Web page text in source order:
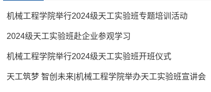
机械工程学院举行2024级天工实验班专题培训活动
2024级天工实验班赴企业参观学习
机械工程学院举行2024级天工实验班开班仪式
天工筑梦 智创未来|机械工程学院举办天工实验班宣讲会